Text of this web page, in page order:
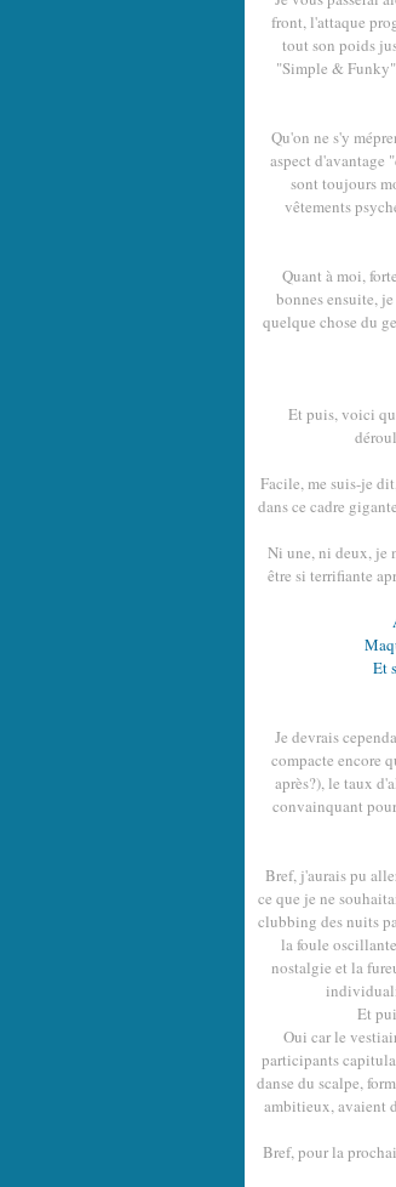
front, l'attaque
tout son poids
"Simple &
Qu'on ne s'y
aspect d'avantage
sont toujours
vêtements
Quant à moi,
bonnes ensuite,
quelque chose du
Et puis, voici
Facile, me suis-je
dans ce cadre
Ni une, ni deux, je
être si terrifiante
Et
Je devrais
compacte encore
après?), le taux
convainquant
Bref, j'aurais pu
ce que je ne
clubbing des nuits
la foule
nostalgie et la
Et
Oui car le
participants
danse du scalpe,
ambitieux, avaient
Bref, pour la